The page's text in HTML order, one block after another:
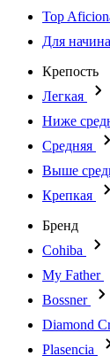
Top
Для
Крепость
Легкая
Ниже
Средняя
Выше
Крепкая
Бренд
Cohiba
My Father
Bossner
Diamond
Plasencia